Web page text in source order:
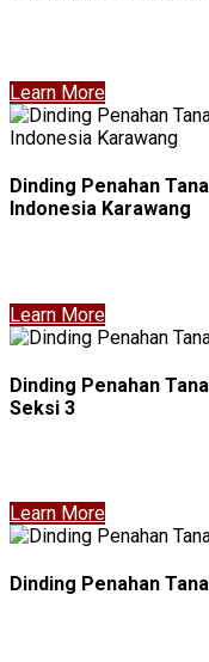
Learn More
Dinding Penahan
Indonesia Karawang
Learn More
Dinding Penahan
Seksi 3
Learn More
Dinding Penahan